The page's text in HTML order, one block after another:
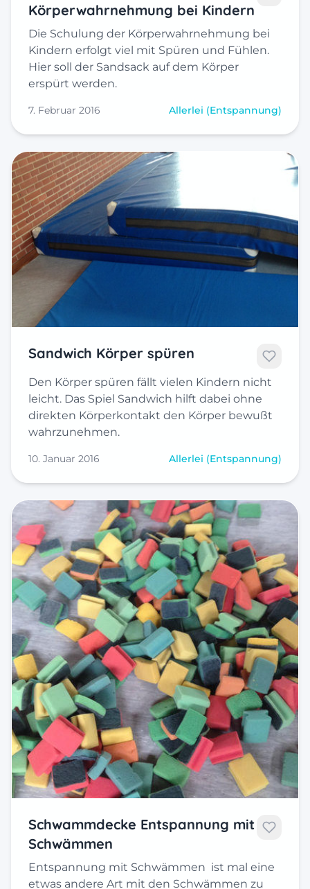
Körperwahrnehmung bei Kindern
Die Schulung der Körperwahrnehmung bei
Kindern erfolgt viel mit Spüren und Fühlen.
Hier soll der Sandsack auf dem Körper
erspürt werden.
7. Februar 2016 Allerlei (Entspannung)
Sandwich Körper spüren
Den Körper spüren fällt vielen Kindern nicht
leicht. Das Spiel Sandwich hilft dabei ohne
direkten Körperkontakt den Körper bewußt
wahrzunehmen.
10. Januar 2016 Allerlei (Entspannung)
Schwammdecke Entspannung mit
Schwämmen
Entspannung mit Schwämmen ist mal eine
etwas andere Art mit den Schwämmen zu